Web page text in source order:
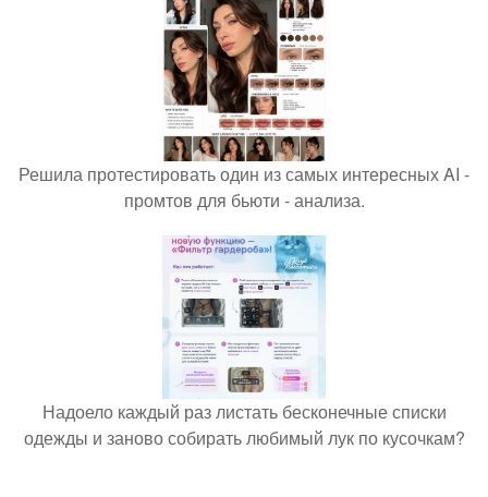
Решила протестировать один из самых интересных AI -
промтов для бьюти - анализа.
Надоело каждый раз листать бесконечные списки
одежды и заново собирать любимый лук по кусочкам?